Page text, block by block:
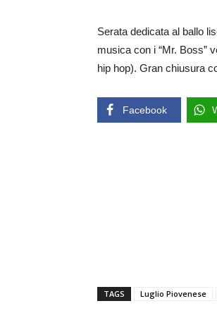
Serata dedicata al ballo
musica con i “Mr. Boss”
hip hop). Gran chiusura
Facebook
TAGS Luglio Piovenese